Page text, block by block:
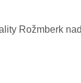
Rožmberk